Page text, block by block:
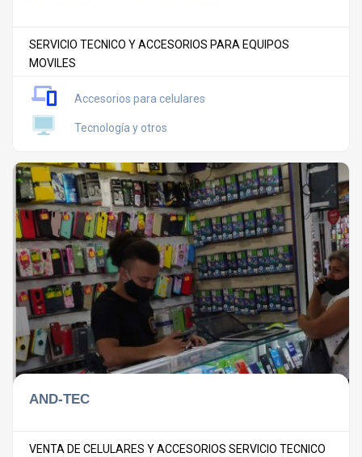
SERVICIO TECNICO Y ACCESORIOS PARA EQUIPOS
MOVILES
Accesorios para celulares
Tecnología y otros
AND-TEC
VENTA DE CELULARES Y ACCESORIOS SERVICIO TECNICO